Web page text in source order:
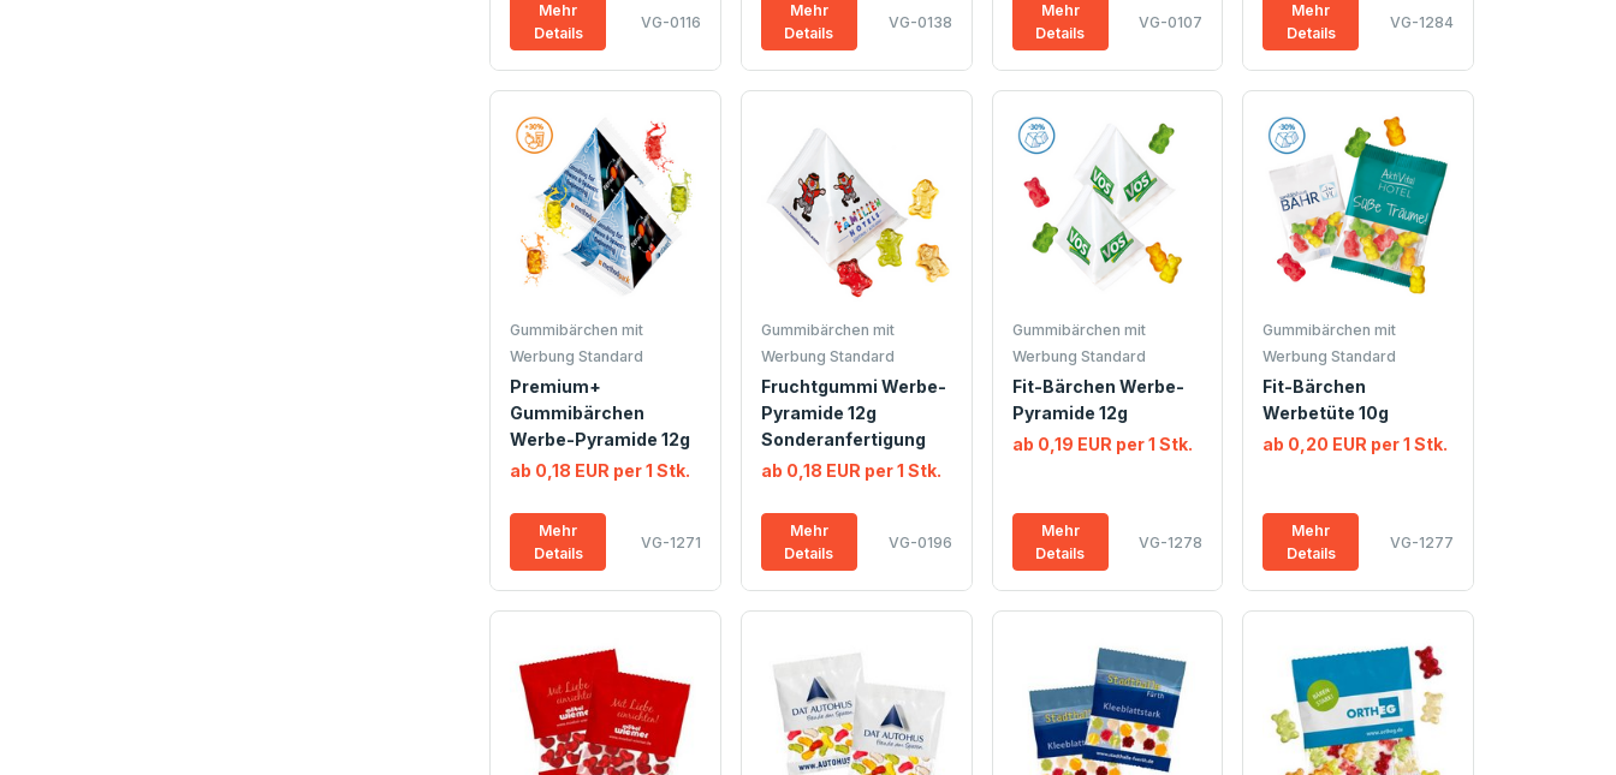
Mehr
Details
VG-0116
Mehr
Details
VG-0138
Mehr
Details
VG-0107
Mehr
Details
VG-1284
Gummibärchen mit
Werbung Standard
Premium+
Gummibärchen
Werbe-Pyramide 12g
ab 0,18 EUR per 1 Stk.
Mehr
Details
VG-1271
Gummibärchen mit
Werbung Standard
Fruchtgummi Werbe-
Pyramide 12g
Sonderanfertigung
ab 0,18 EUR per 1 Stk.
Mehr
Details
VG-0196
Gummibärchen mit
Werbung Standard
Fit-Bärchen Werbe-
Pyramide 12g
ab 0,19 EUR per 1 Stk.
Mehr
Details
VG-1278
Gummibärchen mit
Werbung Standard
Fit-Bärchen
Werbetüte 10g
ab 0,20 EUR per 1 Stk.
Mehr
Details
VG-1277